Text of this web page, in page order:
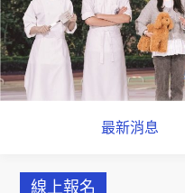
最新消息
線上報名